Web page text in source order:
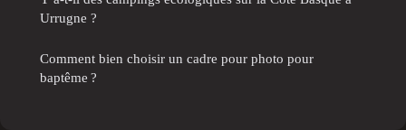
Urrugne ?
Comment bien choisir un cadre pour photo pour
baptême ?